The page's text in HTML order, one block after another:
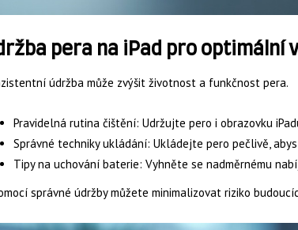
pera na iPad pro optimální
údržba může zvýšit životnost a funkčnost pera.
Pravidelná rutina čištění: Udržujte pero i obrazovku
Správné techniky ukládání: Ukládejte pero pečlivě,
Tipy na uchování baterie: Vyhněte se nadměrnému
správné údržby můžete minimalizovat riziko